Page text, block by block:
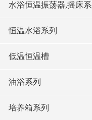
水浴恒温振荡器,摇床系
恒温水浴系列
低温恒温槽
油浴系列
培养箱系列